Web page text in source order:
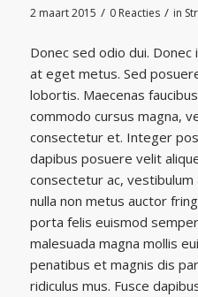
2 maart 2015 / 0 Reacties / in
Donec sed odio dui.
at eget metus. Sed
lobortis. Maecenas
commodo cursus magna,
consectetur et. Integer
dapibus posuere velit
consectetur ac,
nulla non metus auctor
porta felis euismod
malesuada magna mollis
penatibus et magnis dis
ridiculus mus. Fusce